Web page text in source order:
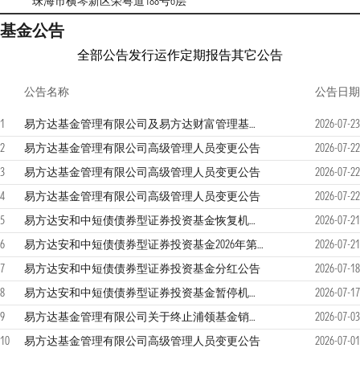
基金公告
全部公告发行运作定期报告其它公告
公告名称 公告日期
1 易方达基金管理有限公司及易方达财富管理基金销售（广州）有限公司关于零售直销业务迁移安排的联合提示性公告
2026-07-23
2
易方达基金管理有限公司高级管理人员变更公告
2026-07-22
3
易方达基金管理有限公司高级管理人员变更公告
2026-07-22
4
易方达基金管理有限公司高级管理人员变更公告
2026-07-22
5
易方达安和中短债债券型证券投资基金恢复机构客户大额申购及大额转换转入业务的公告
2026-07-21
6
易方达安和中短债债券型证券投资基金2026年第2季度报告
2026-07-21
7
易方达安和中短债债券型证券投资基金分红公告
2026-07-18
8
易方达安和中短债债券型证券投资基金暂停机构客户大额申购及大额转换转入业务的公告
2026-07-17
9
易方达基金管理有限公司关于终止浦领基金销售有限公司办理本公司旗下基金销售业务的公告
2026-07-03
10
易方达基金管理有限公司高级管理人员变更公告 2026-07-01